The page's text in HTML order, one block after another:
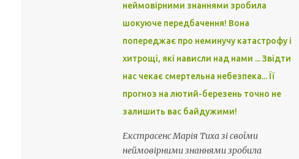
неймовірними знаннями зробила
шокуюче передбачення! Вона
попереджає про неминучу катастрофу і
хитрощі, які нависли над нами ... Звідти
нас чекає смертельна небезпека... Її
прогноз на лютий-березень точно не
залишить вас байдужими!
Екстрасенс Марія Тиха зі своїми
неймовірними знаннями зробила